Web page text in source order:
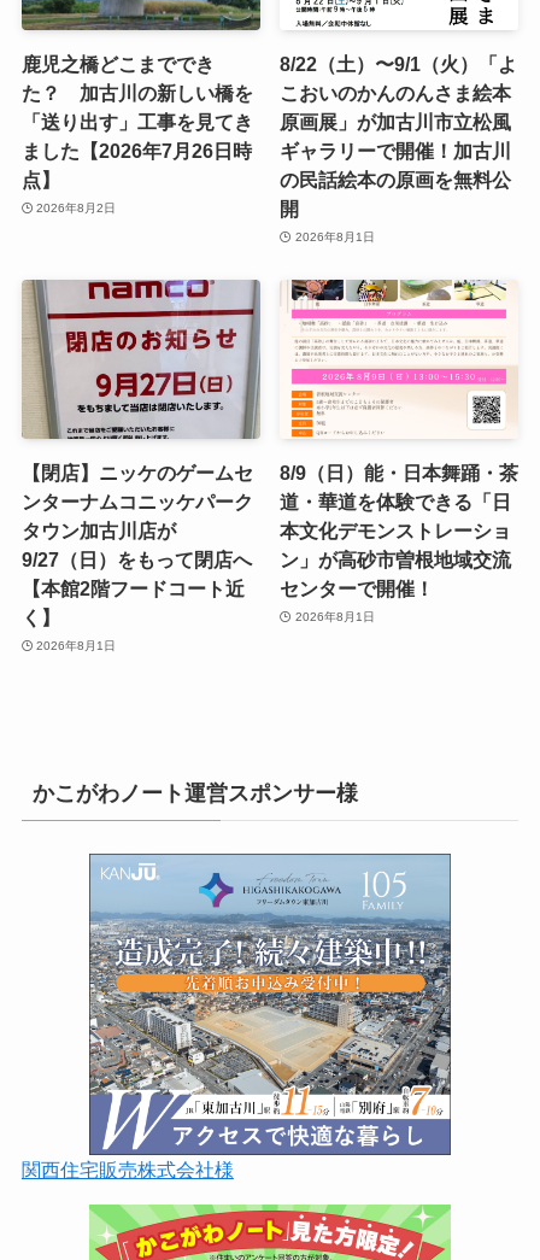
鹿児之橋どこまででき
た？ 加古川の新しい橋を
「送り出す」工事を見てき
ました【2026年7月26日時
点】
2026年8月2日
8/22（土）〜9/1（火）「よ
こおいのかんのんさま絵本
原画展」が加古川市立松風
ギャラリーで開催！加古川
の民話絵本の原画を無料公
開
2026年8月1日
【閉店】ニッケのゲームセ
ンターナムコニッケパーク
タウン加古川店が
9/27（日）をもって閉店へ
【本館2階フードコート近
く】
2026年8月1日
8/9（日）能・日本舞踊・茶
道・華道を体験できる「日
本文化デモンストレーショ
ン」が高砂市曽根地域交流
センターで開催！
2026年8月1日
かこがわノート運営スポンサー様
関西住宅販売株式会社様